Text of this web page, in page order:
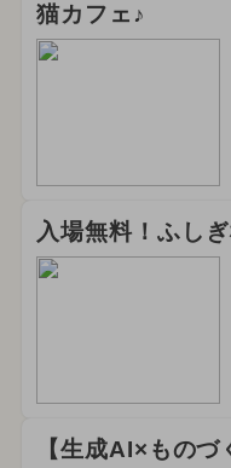
猫カフェ♪
入場無料！ふし
【生成AI×もの